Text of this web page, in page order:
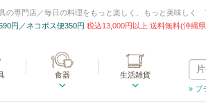
の専門店／毎日の料理をもっと楽しく、もっと美味しく
円／ネコポス便350円 税込13,000円以上 送料無料(沖縄
食器
生活雑貨
» ブ